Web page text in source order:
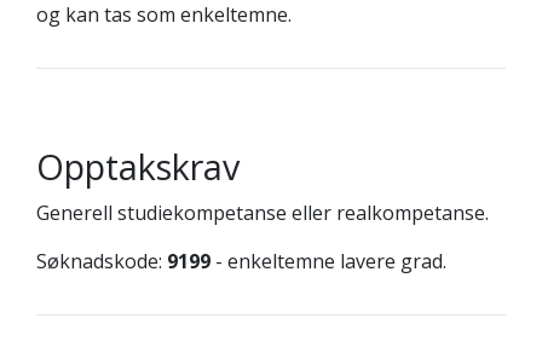
og kan tas som enkeltemne.
Opptakskrav
Generell studiekompetanse eller realkompetanse.
Søknadskode: 9199 - enkeltemne lavere grad.